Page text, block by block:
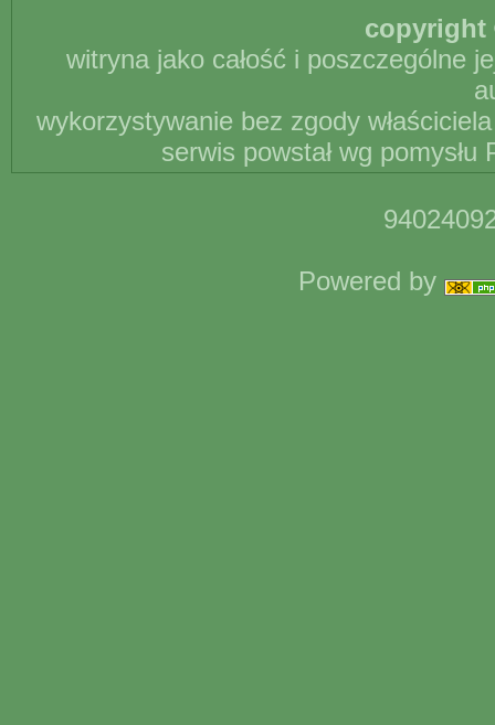
copyright
witryna jako całość i poszczególne
wykorzystywanie bez zgody
serwis powstał wg
Powered by